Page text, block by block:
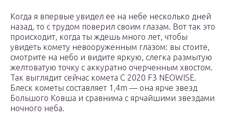
Когда я впервые увидел ее на небе несколько дней
назад, то с трудом поверил своим глазам. Вот так это
происходит, когда ты ждешь много лет, чтобы
увидеть комету невооруженным глазом: вы стоите,
смотрите на небо и видите яркую, слегка размытую
желтоватую точку с аккуратно очерченным хвостом.
Так выглядит сейчас комета C 2020 F3 NEOWISE.
Блеск кометы составляет 1,4m — она ярче звезд
Большого Ковша и сравнима с ярчайшими звездами
ночного неба.